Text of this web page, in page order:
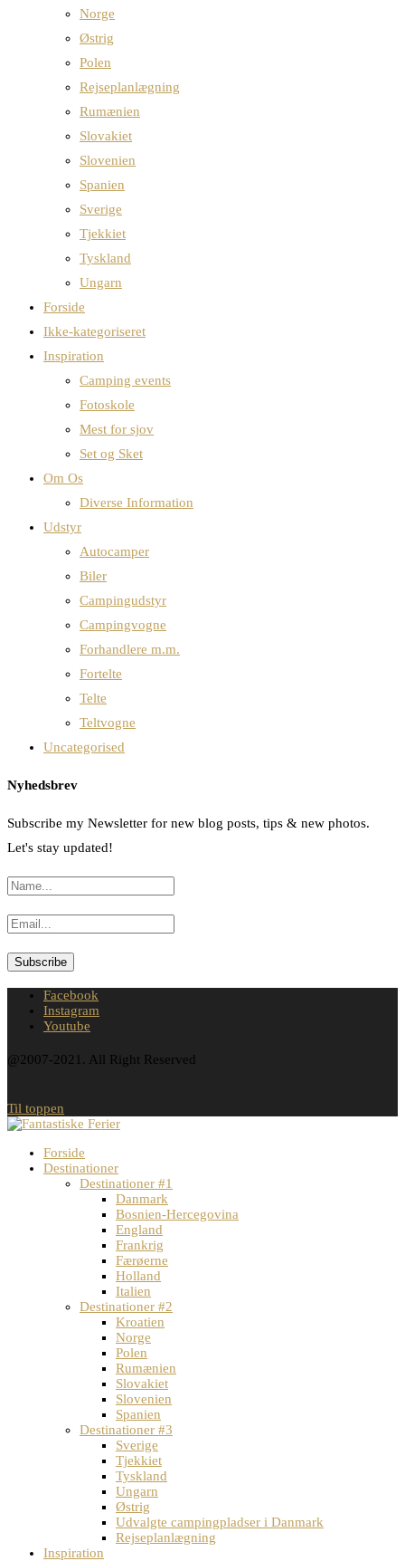
Norge
Østrig
Polen
Rejseplanlægning
Rumænien
Slovakiet
Slovenien
Spanien
Sverige
Tjekkiet
Tyskland
Ungarn
Forside
Ikke-kategoriseret
Inspiration
Camping events
Fotoskole
Mest for sjov
Set og Sket
Om Os
Diverse Information
Udstyr
Autocamper
Biler
Campingudstyr
Campingvogne
Forhandlere m.m.
Fortelte
Telte
Teltvogne
Uncategorised
Nyhedsbrev
Subscribe my Newsletter for new blog posts, tips & new photos.
Let's stay updated!
Facebook
Instagram
Youtube
@2007-2021. All Right Reserved
Til toppen
Forside
Destinationer
Destinationer #1
Danmark
Bosnien-Hercegovina
England
Frankrig
Færøerne
Holland
Italien
Destinationer #2
Kroatien
Norge
Polen
Rumænien
Slovakiet
Slovenien
Spanien
Destinationer #3
Sverige
Tjekkiet
Tyskland
Ungarn
Østrig
Udvalgte campingpladser i Danmark
Rejseplanlægning
Inspiration